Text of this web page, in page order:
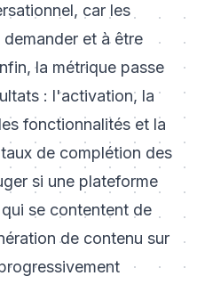
car les
et à être
la métrique passe
: l'activation, la
fonctionnalités et la
de complétion des
si une plateforme
se contentent de
de contenu sur